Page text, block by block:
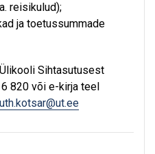
reisikulud);
ja toetussummade
Sihtasutusest
820 või e-kirja teel